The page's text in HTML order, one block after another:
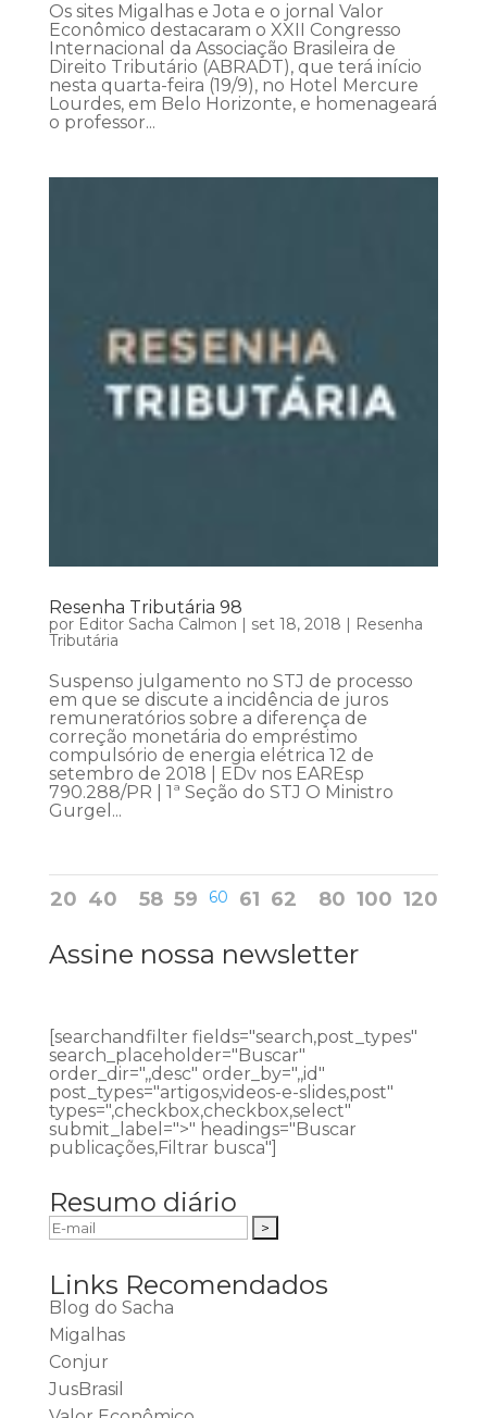
Os sites Migalhas e Jota e o jornal Valor
Econômico destacaram o XXII Congresso
Internacional da Associação Brasileira de
Direito Tributário (ABRADT), que terá início
nesta quarta-feira (19/9), no Hotel Mercure
Lourdes, em Belo Horizonte, e homenageará
o professor...
Resenha Tributária 98
por Editor Sacha Calmon set 18, 2018
Resenha
Tributária
Suspenso julgamento no STJ de processo
em que se discute a incidência de juros
remuneratórios sobre a diferença de
correção monetária do empréstimo
compulsório de energia elétrica 12 de
setembro de 2018 | EDv nos EAREsp
790.288/PR | 1ª Seção do STJ O Ministro
Gurgel...
20 40 58 59 60 61 62 80 100 120
Assine nossa newsletter
[searchandfilter fields="search,post_types"
search_placeholder="Buscar"
order_dir=",,desc" order_by=",,id"
post_types="artigos,videos-e-slides,post"
types=",checkbox,checkbox,select"
submit_label=">" headings="Buscar
publicações,Filtrar busca"]
Resumo diário
Links Recomendados
Blog do Sacha
Migalhas
Conjur
JusBrasil